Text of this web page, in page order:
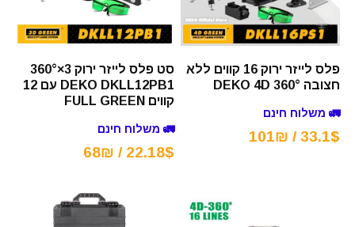
פלס לייזר ירוק 16 קווים ללא
חצובה 360° DEKO 4D
🚛 משלוח חינם
33.1$ / 101₪
סט פלס לייזר ירוק 3×360°
DEKO DKLL12PB1 עם 12
קווים FULL GREEN
🚛 משלוח חינם
22.18$ / 68₪